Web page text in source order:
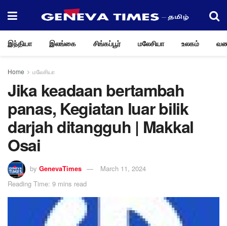
இந்தியா இலங்கை சிங்கப்பூர் மலேசியா உலகம்
Home மலேசியா
Jika keadaan bertambah
panas, Kegiatan luar bilik
darjah ditangguh | Makkal
Osai
by GenevaTimes
March 11, 2024
Reading Time: 9 mins read